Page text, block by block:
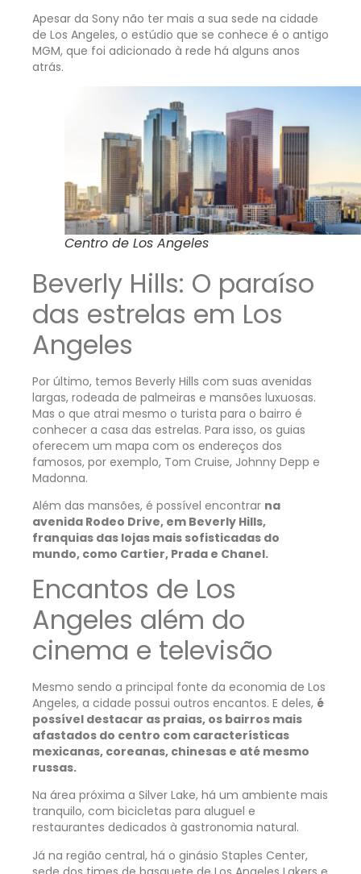
Apesar da Sony não ter mais a sua sede na cidade
de Los Angeles, o estúdio que se conhece é o antigo
MGM, que foi adicionado à rede há alguns anos
atrás.
Centro de Los Angeles
Beverly Hills: O paraíso
das estrelas em Los
Angeles
Por último, temos Beverly Hills com suas avenidas
largas, rodeada de palmeiras e mansões luxuosas.
Mas o que atrai mesmo o turista para o bairro é
conhecer a casa das estrelas. Para isso, os guias
oferecem um mapa com os endereços dos
famosos, por exemplo, Tom Cruise, Johnny Depp e
Madonna.
Além das mansões, é possível encontrar na
avenida Rodeo Drive, em Beverly Hills,
franquias das lojas mais sofisticadas do
mundo, como Cartier, Prada e Chanel.
Encantos de Los
Angeles além do
cinema e televisão
Mesmo sendo a principal fonte da economia de Los
Angeles, a cidade possui outros encantos. E deles, é
possível destacar as praias, os bairros mais
afastados do centro com características
mexicanas, coreanas, chinesas e até mesmo
russas.
Na área próxima a Silver Lake, há um ambiente mais
tranquilo, com bicicletas para aluguel e
restaurantes dedicados à gastronomia natural.
Já na região central, há o ginásio Staples Center,